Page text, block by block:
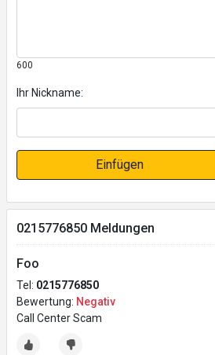
600
Ihr Nickname:
Einfügen
0215776850 Meldungen
Foo
Tel: 0215776850
Bewertung: Negativ
Call Center Scam